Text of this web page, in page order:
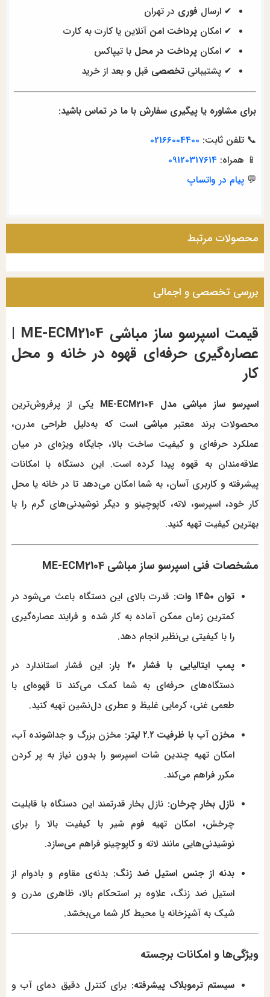
✔ ارسال فوری در تهران
✔ امکانپرداخت امن آنلاین یا کارت به کارت
✔ امکانپرداخت در محل با تیپاکس
✔ پشتیبانیتخصصی قبل و بعد از خرید
برای مشاوره یا پیگیری سفارش با ما در تماس باشید:
📞 تلفن ثابت: 02166004400
📱 همراه:09120317614
💬پیام در واتساپ
محصولات مرتبط
بررسی تخصصی و اجمالی
قیمت اسپرسو ساز مباشی ME-ECM2104 |
عصاره‌گیری حرفه‌ای قهوه در خانه و محل
کار
اسپرسو ساز مباشی مدل ME-ECM2104
یکی از پرفروش‌ترین
محصولات برند معتبر مباشی است که به‌دلیل طراحی مدرن،
عملکرد حرفه‌ای و کیفیت ساخت بالا، جایگاه ویژه‌ای در میان
علاقه‌مندان به قهوه پیدا کرده است. این دستگاه با امکانات
پیشرفته و کاربری آسان، به شما امکان می‌دهد تا در خانه یا محل
کار خود، اسپرسو، لاته، کاپوچینو و دیگر نوشیدنی‌های گرم را با
بهترین کیفیت تهیه کنید.
مشخصات فنی اسپرسو ساز مباشی ME-ECM2104
توان ۱۴۵۰ وات:
قدرت بالای این دستگاه باعث می‌شود در
کمترین زمان ممکن آماده به کار شده و فرایند عصاره‌گیری
را با کیفیتی بی‌نظیر انجام دهد.
پمپ ایتالیایی با فشار ۲۰ بار:
این فشار استاندارد در
دستگاه‌های حرفه‌ای به شما کمک می‌کند تا قهوه‌ای با
طعمی غنی، کرمایی غلیظ و عطری دل‌نشین تهیه کنید.
مخزن آب با ظرفیت ۲.۲ لیتر:
مخزن بزرگ و جداشونده آب،
امکان تهیه چندین شات اسپرسو را بدون نیاز به پر کردن
مکرر فراهم می‌کند.
نازل بخار چرخان: نازل بخار قدرتمند این دستگاه با قابلیت
چرخش، امکان تهیه فوم شیر با کیفیت بالا را برای
نوشیدنی‌هایی مانند لاته و کاپوچینو فراهم می‌سازد.
بدنه از جنس استیل ضد زنگ: بدنه‌ی مقاوم و بادوام از
استیل ضد زنگ، علاوه‌ بر استحکام بالا، ظاهری مدرن و
شیک به آشپزخانه یا محیط کار شما می‌بخشد.
ویژگی‌ها و امکانات برجسته
سیستم ترموبلاک پیشرفته: برای کنترل دقیق دمای آب و